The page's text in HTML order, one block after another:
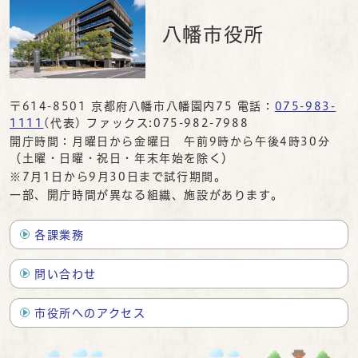
八幡市役所
〒614-8501 京都府八幡市八幡園内75 電話： 075-983-
1111 (代表) ファックス:075-982-7988
開庁時間：月曜日から金曜日 午前9時から午後4時30分
（土曜・日曜・祝日・年末年始を除く）
※7月1日から9月30日まで試行期間。
一部、開庁時間が異なる組織、施設があります。
各課業務
問い合わせ
市役所へのアクセス